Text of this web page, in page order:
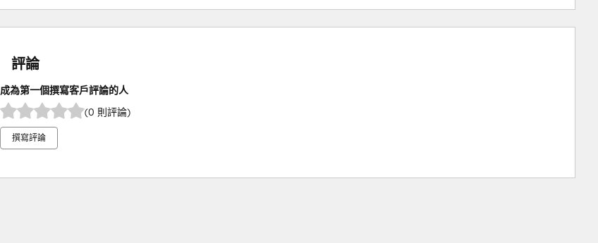
評論
成為第一個撰寫客戶評論的人
(0 則評論)
撰寫評論